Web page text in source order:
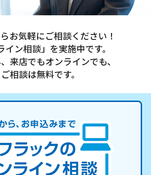
お気軽にご相談ください！
イン相談」を実施中です。
来店でもオンラインでも、
ご相談は無料です。